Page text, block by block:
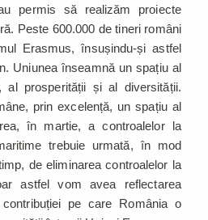
permis să realizăm proiecte
Peste 600.000 de tineri români
Erasmus, însușindu-și astfel
Uniunea înseamnă un spațiu al
al prosperității și al diversității.
prin excelență, un spațiu al
în martie, a controalelor la
trebuie urmată, în mod
de eliminarea controalelor la
astfel vom avea reflectarea
pe care România o